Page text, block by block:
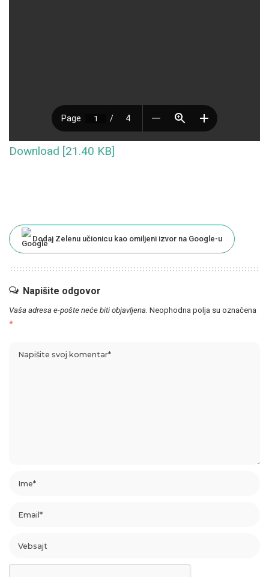
Download [21.40 KB]
Dodaj Zelenu učionicu kao omiljeni izvor na Google-u
Napišite odgovor
Vaša adresa e-pošte neće biti objavljena. Neophodna polja su označena
*